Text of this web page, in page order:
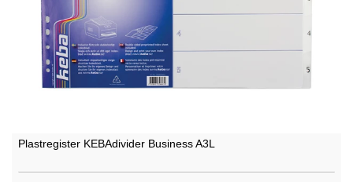
Plastregister KEBAdivider Business A3L